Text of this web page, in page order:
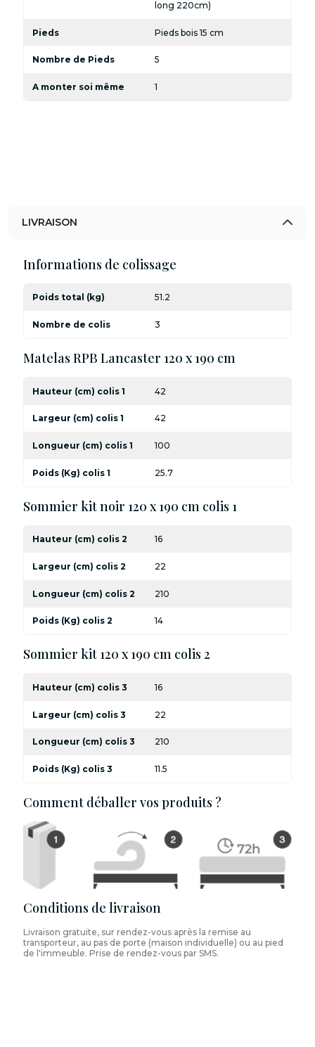
long 220cm)
Pieds Pieds bois 15 cm
Nombre de Pieds 5
A monter soi même 1
LIVRAISON
Informations de colissage
Poids total (kg) 51.2
Nombre de colis 3
Matelas RPB Lancaster 120 x 190 cm
Hauteur (cm) colis 1 42
Largeur (cm) colis 1 42
Longueur (cm) colis 1 100
Poids (Kg) colis 1 25.7
Sommier kit noir 120 x 190 cm colis 1
Hauteur (cm) colis 2 16
Largeur (cm) colis 2 22
Longueur (cm) colis 2 210
Poids (Kg) colis 2 14
Sommier kit 120 x 190 cm colis 2
Hauteur (cm) colis 3 16
Largeur (cm) colis 3 22
Longueur (cm) colis 3 210
Poids (Kg) colis 3 11.5
Comment déballer vos produits ?
Conditions de livraison
Livraison gratuite, sur rendez-vous après la remise au
transporteur, au pas de porte (maison individuelle) ou au pied
de l'immeuble. Prise de rendez-vous par SMS.